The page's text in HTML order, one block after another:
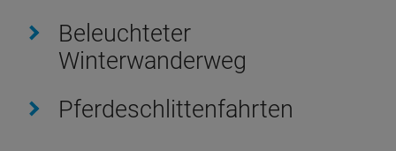
Beleuchteter
Winterwanderweg
Pferdeschlittenfahrten